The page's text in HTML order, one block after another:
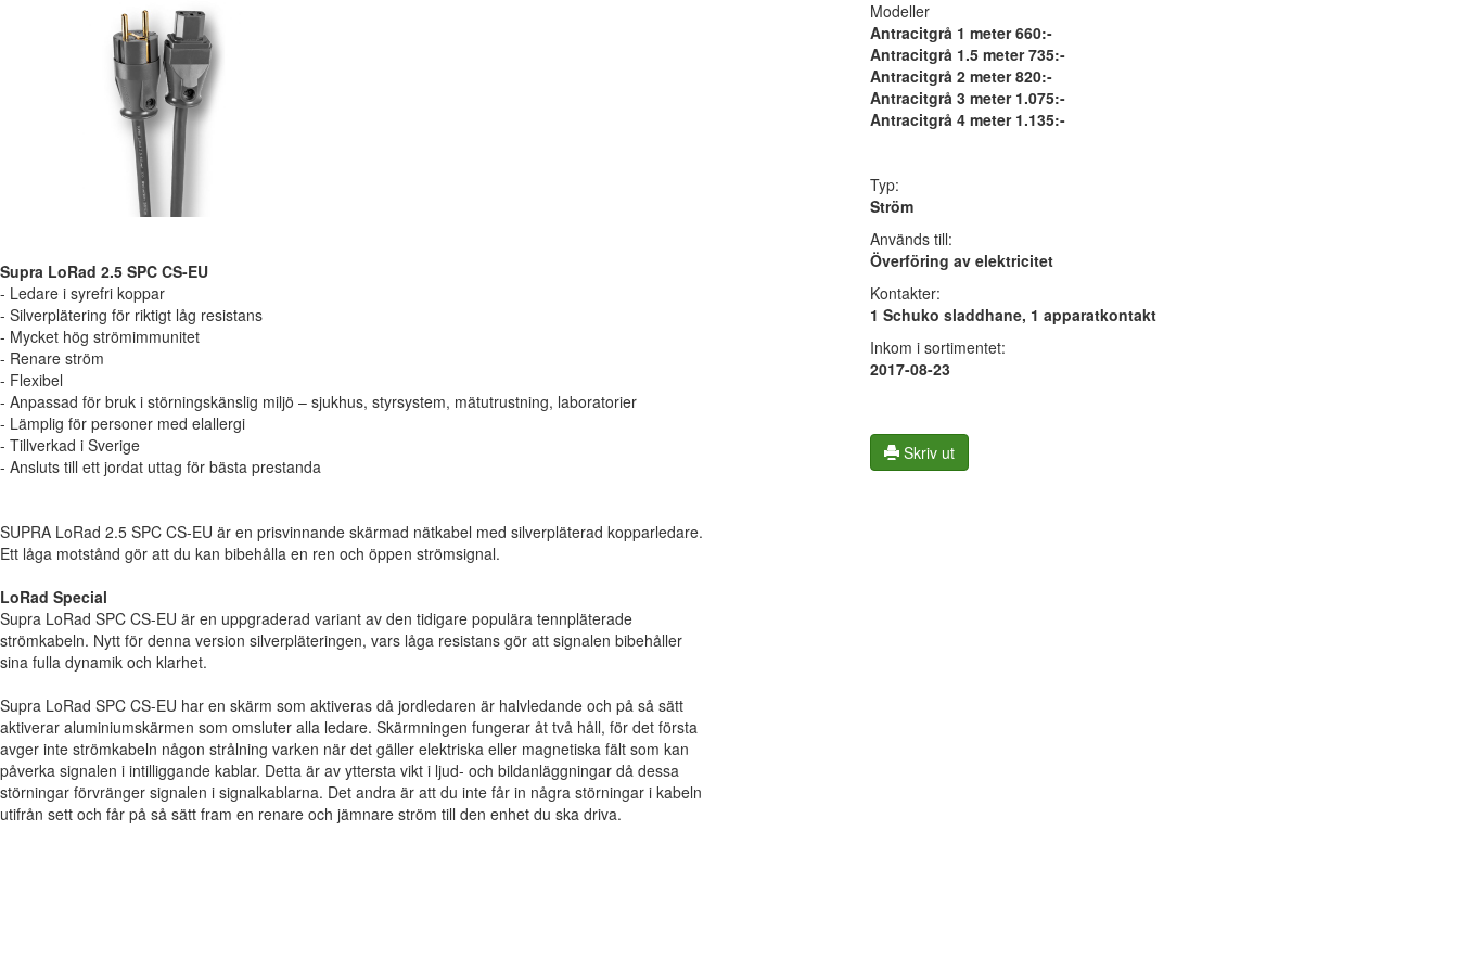
Supra LoRad 2.5 SPC CS-EU
- Ledare i syrefri koppar
- Silverplätering för riktigt låg resistans
- Mycket hög strömimmunitet
- Renare ström
- Flexibel
- Anpassad för bruk i störningskänslig miljö – sjukhus, styrsystem, mätutrustning, laboratorier
- Lämplig för personer med elallergi
- Tillverkad i Sverige
- Ansluts till ett jordat uttag för bästa prestanda
SUPRA LoRad 2.5 SPC CS-EU är en prisvinnande skärmad nätkabel med silverpläterad kopparledare.
Ett låga motstånd gör att du kan bibehålla en ren och öppen strömsignal.
LoRad Special
Supra LoRad SPC CS-EU är en uppgraderad variant av den tidigare populära tennpläterade
strömkabeln. Nytt för denna version silverpläteringen, vars låga resistans gör att signalen bibehåller
sina fulla dynamik och klarhet.
Supra LoRad SPC CS-EU har en skärm som aktiveras då jordledaren är halvledande och på så sätt
aktiverar aluminiumskärmen som omsluter alla ledare. Skärmningen fungerar åt två håll, för det första
avger inte strömkabeln någon strålning varken när det gäller elektriska eller magnetiska fält som kan
påverka signalen i intilliggande kablar. Detta är av yttersta vikt i ljud- och bildanläggningar då dessa
störningar förvränger signalen i signalkablarna. Det andra är att du inte får in några störningar i kabeln
utifrån sett och får på så sätt fram en renare och jämnare ström till den enhet du ska driva.
Modeller
Antracitgrå 1 meter 660:-
Antracitgrå 1.5 meter 735:-
Antracitgrå 2 meter 820:-
Antracitgrå 3 meter 1.075:-
Antracitgrå 4 meter 1.135:-
Typ:
Ström
Används till:
Överföring av elektricitet
Kontakter:
1 Schuko sladdhane, 1 apparatkontakt
Inkom i sortimentet:
2017-08-23
Skriv ut